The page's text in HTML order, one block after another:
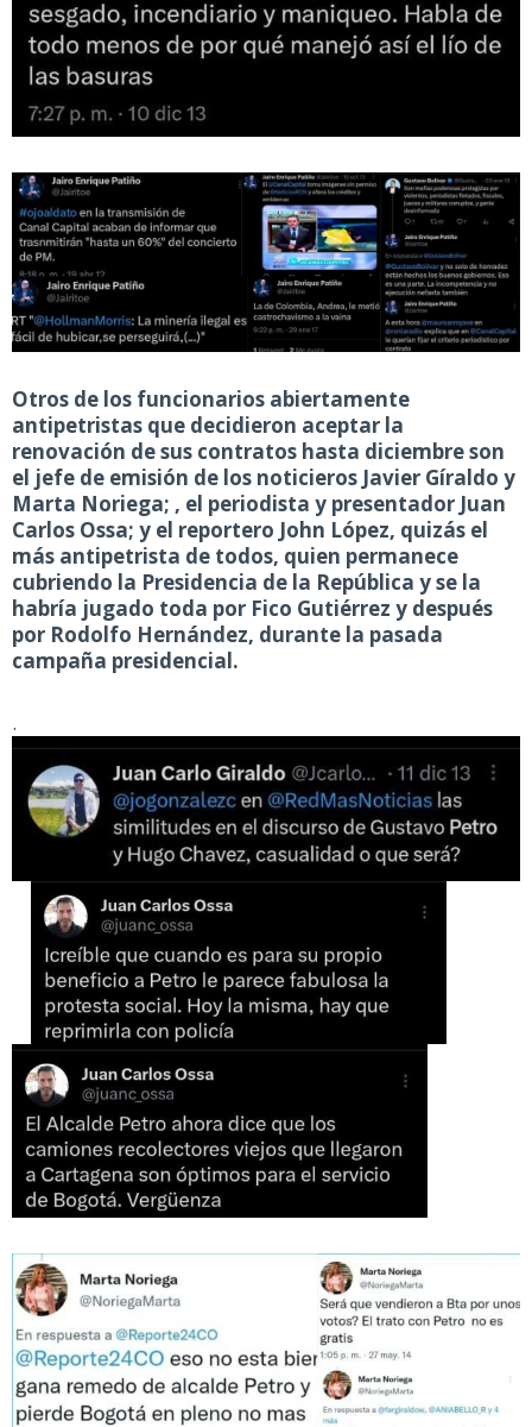
Otros de los funcionarios abiertamente
antipetristas que decidieron aceptar la
renovación de sus contratos hasta diciembre son
el jefe de emisión de los noticieros Javier Gíraldo y
Marta Noriega; , el periodista y presentador Juan
Carlos Ossa; y el reportero John López, quizás el
más antipetrista de todos, quien permanece
cubriendo la Presidencia de la República y se la
habría jugado toda por Fico Gutiérrez y después
por Rodolfo Hernández, durante la pasada
campaña presidencial.
.